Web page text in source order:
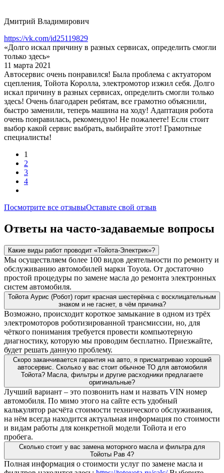
Дмитрий Владимирович
https://vk.com/id25119829
«Долго искал причину в разных сервисах, определить смогли
только здесь»
11 марта 2021
Автосервис очень понравился! Была проблема с актуатором
сцепления, Тойота Королла, электромотор изжил себя. Долго
искал причину в разных сервисах, определить смогли только
здесь! Очень благодарен ребятам, все грамотно объяснили,
быстро заменили, теперь машина на ходу! Адаптация робота
очень понравилась, рекомендую! Не пожалеете! Если стоит
выбор какой сервис выбрать, выбирайте этот! Грамотные
специалисты!
1
2
3
4
Посмотрите все отзывыОставьте свой отзыв
Ответы на часто-задаваемые вопросы
Какие виды работ проводит «Тойота-Электрик»?
Мы осуществляем более 100 видов деятельности по ремонту и
обслуживанию автомобилей марки Toyota. От достаточно
простой процедуры по замене масла до ремонта электронных
систем автомобиля.
Тойота Аурис (Робот) горит красная шестерёнка с восклицательным
знаком и не гаснет, в чём причина?
Возможно, происходит короткое замыкание в одном из трёх
электромоторов роботизированной трансмиссии, но, для
чёткого понимания требуется провести компьютерную
диагностику, которую мы проводим бесплатно. Приезжайте,
будет решать данную проблему.
Скоро заканчивается гарантия на авто, я присматриваю хороший
автосервис. Сколько у вас стоит обычное ТО для автомобиля
Тойота? Масла, фильтры и другие расходники предлагаете
оригинальные?
Лучший вариант – это позвонить нам и назвать VIN номер
автомобиля. По мимо этого на сайте есть удобный
калькулятор расчёта стоимости технического обслуживания,
на нём всегда находится актуальная информация по стоимости
и видам работы для конкретной модели Тойота и его
пробега.
Сколько стоит у вас замена моторного масла и фильтра для
Тойоты Рав 4?
Полная информация о стоимости услуг по замене масла и